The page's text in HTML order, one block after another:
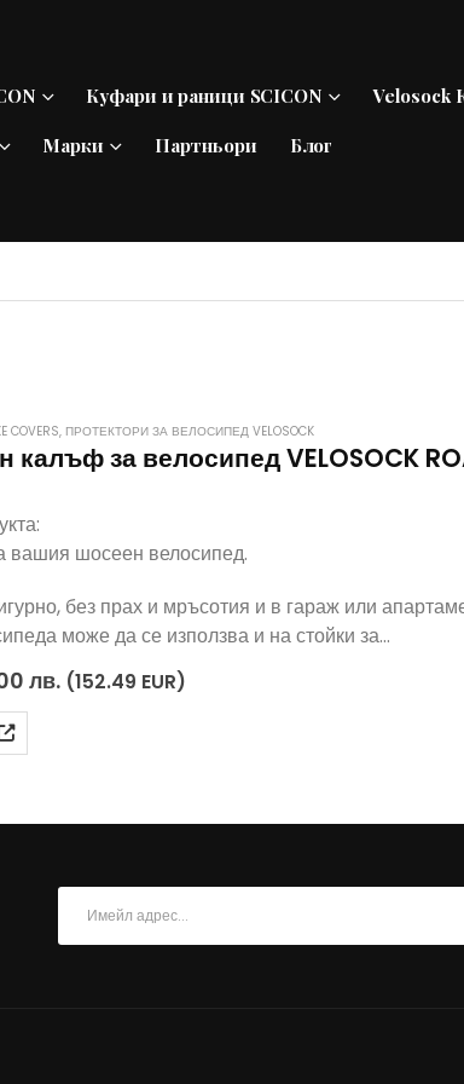
Куфари и раници SCICON Velosock
Марки Партньори Блог
COVERS, ПРОТЕКТОРИ ЗА ВЕЛОСИПЕД VELOSOCK
калъф за велосипед VELOSOCK
вашия шосеен велосипед.
без прах и мръсотия и в гараж или
може да се използва и на стойки за…
лв..
лв.Текущата
цена
(152.49 EUR)